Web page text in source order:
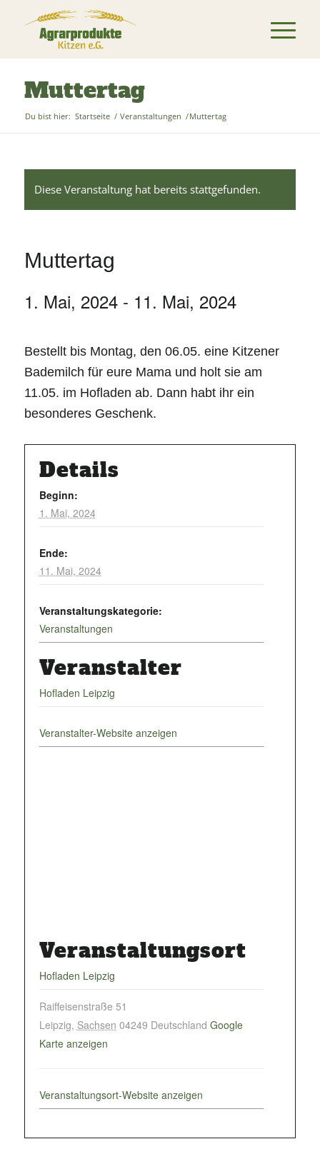
Muttertag
Du bist hier: Startseite / Veranstaltungen /Muttertag
Diese Veranstaltung hat bereits stattgefunden.
Muttertag
1. Mai, 2024- 11. Mai, 2024
Bestellt bis Montag, den 06.05. eine Kitzener
Bademilch für eure Mama und holt sie am
11.05. im Hofladen ab. Dann habt ihr ein
besonderes Geschenk.
Details
Beginn:
1. Mai, 2024
Ende:
11. Mai, 2024
Veranstaltungskategorie:
Veranstaltungen
Veranstalter
Hofladen Leipzig
Veranstalter-Website anzeigen
Veranstaltungsort
Hofladen Leipzig
Raiffeisenstraße 51
Leipzig, Sachsen 04249 Deutschland Google
Karte anzeigen
Veranstaltungsort-Website anzeigen